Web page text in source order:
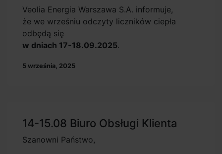
Veolia Energia Warszawa S.A. informuje,
że we wrześniu odczyty liczników ciepła
odbędą się
w dniach 17-18.09.2025.
5 września, 2025
14-15.08 Biuro Obsługi Klienta
Szanowni Państwo,